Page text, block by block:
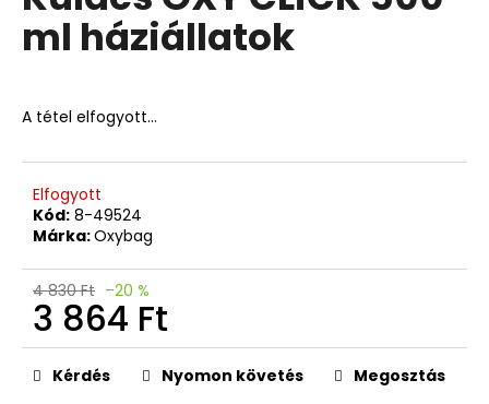
ből
ml háziállatok
A tétel elfogyott…
Elfogyott
Kód: 8-49524
Márka:Oxybag
4 830 Ft –20 %
3 864 Ft
Egységár:
Kérdés Nyomon követés Megosztás
á
l
u
k
RÉSZES
SZETT
PREMIUM
LIGHT
RAPTOR